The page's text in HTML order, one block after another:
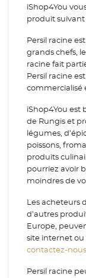
iShop4You
produit suivant
Persil racine
grands chefs,
racine fait
Persil racine
commercialisé
iShop4You est
de Rungis et
légumes,
poissons,
produits
pourriez avoir
moindres de
Les acheteurs
d’autres
Europe,
site internet ou
contactez-nous
Persil racine